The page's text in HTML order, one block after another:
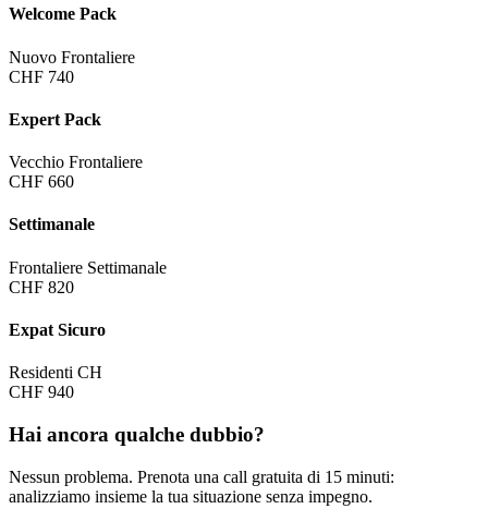
Welcome Pack
Nuovo Frontaliere
CHF 740
Expert Pack
Vecchio Frontaliere
CHF 660
Settimanale
Frontaliere Settimanale
CHF 820
Expat Sicuro
Residenti CH
CHF 940
Hai ancora qualche dubbio?
Nessun problema. Prenota una call gratuita di 15 minuti:
analizziamo insieme la tua situazione senza impegno.